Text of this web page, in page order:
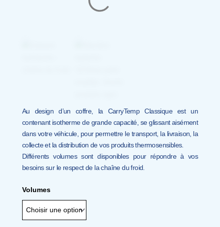
Au design d’un coffre, la CarryTemp Classique est un
contenant isotherme de grande capacité, se glissant aisément
dans votre véhicule, pour permettre le transport, la livraison, la
collecte et la distribution de vos produits thermosensibles.
Différents volumes sont disponibles pour répondre à vos
besoins sur le respect de la chaîne du froid.
Volumes
quantité
de
CarryTemp